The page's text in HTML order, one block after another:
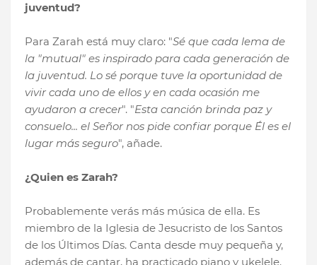
juventud?
Para Zarah está muy claro: "Sé que cada lema de
la "mutual" es inspirado para cada generación de
la juventud. Lo sé porque tuve la oportunidad de
vivir cada uno de ellos y en cada ocasión me
ayudaron a crecer". "Esta canción brinda paz y
consuelo... el Señor nos pide confiar porque Él es el
lugar más seguro", añade.
¿Quien es Zarah?
Probablemente verás más música de ella. Es
miembro de la Iglesia de Jesucristo de los Santos
de los Últimos Días. Canta desde muy pequeña y,
además de cantar, ha practicado piano y ukelele.